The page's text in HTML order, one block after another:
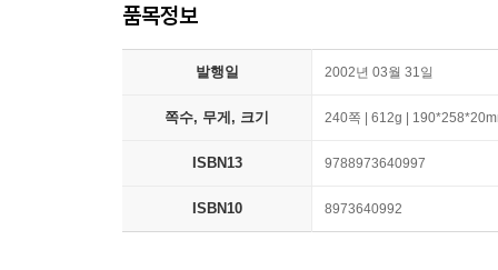
품목정보
발행일 2002년 03월 31일
쪽수, 무게, 크기 240쪽 | 612g |
ISBN13 9788973640997
ISBN10 8973640992